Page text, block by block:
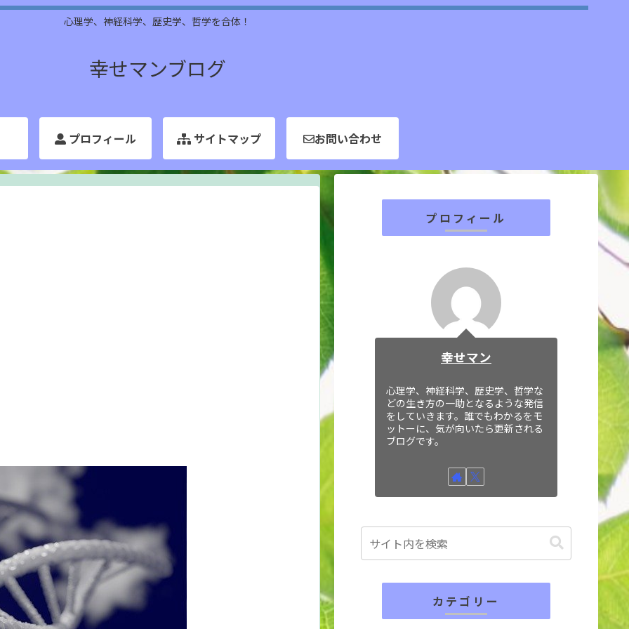
心理学、神経科学、歴史学、哲学を合体！
幸せマンブログ
プロフィール サイトマップ お問い合わせ
プロフィール
幸せマン
心理学、神経科学、歴史学、哲学な
どの生き方の一助となるような発信
をしていきます。誰でもわかるをモ
ットーに、気が向いたら更新される
ブログです。
カテゴリー